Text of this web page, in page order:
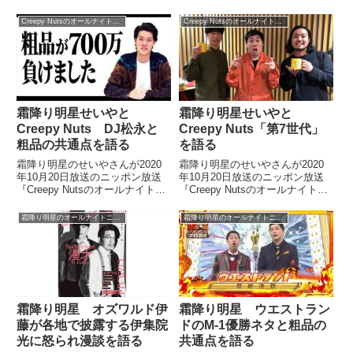
さんがサッカーワールドカップの
際にサッカー評論家を批判し炎上
した件についてトーク。自身がサ
ッカー仕事の際に心がけているこ
とを話し、「気が引き締まる」と
話していました。
くなったきっかけについて話して
いました。
霜降り明星せいやと
Creepy Nuts DJ松永と
粗品の共通点を語る
霜降り明星のせいやさんが2020
年10月20日放送のニッポン放送
『Creepy Nutsのオールナイトニ
のお二人とともにDJ松永さんと
粗品さんの共通点について話して
いました。Creepy Nutsのオ...
霜降り明星せいやと
Creepy Nuts「第7世代」
を語る
霜降り明星のせいやさんが2020
年10月20日放送のニッポン放送
『Creepy Nutsのオールナイトニ
のお二人と「第7世代」について
話していました。Creepy Nutsの
オールナイトニッポン0、今...
霜降り明星 オズワルド伊
藤が各地で披露する伊集院
光に怒られ漫談を語る
霜降り明星のオールナイトニッポン
霜降り明星 ウエストラン
ドのM-1優勝ネタと粗品の
共通点を語る